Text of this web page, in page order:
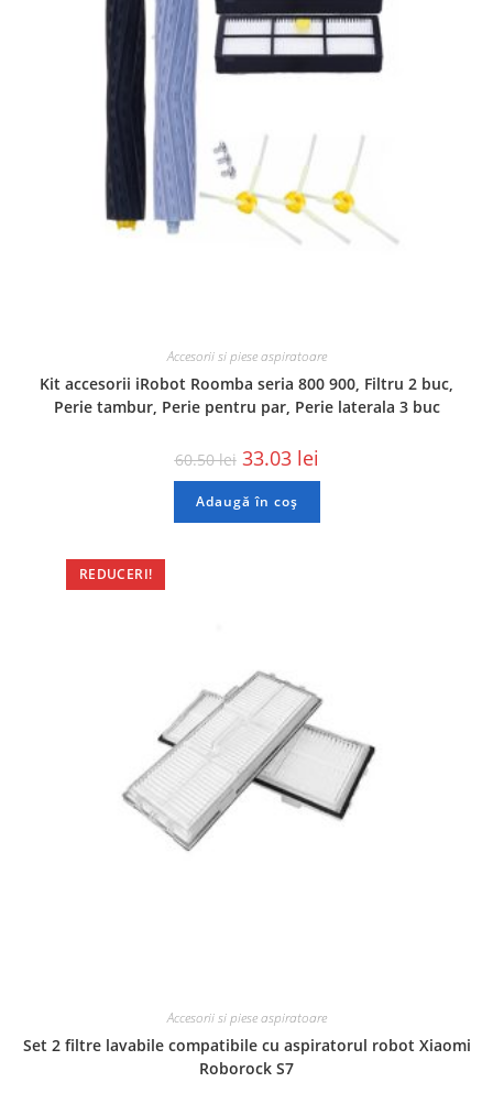
Accesorii si piese aspiratoare
Kit accesorii iRobot Roomba seria 800 900, Filtru 2 buc,
Perie tambur, Perie pentru par, Perie laterala 3 buc
60.50lei 33.03 lei
Adaugă în coș
REDUCERI!
Accesorii si piese aspiratoare
Set 2 filtre lavabile compatibile cu aspiratorul robot Xiaomi
Roborock S7